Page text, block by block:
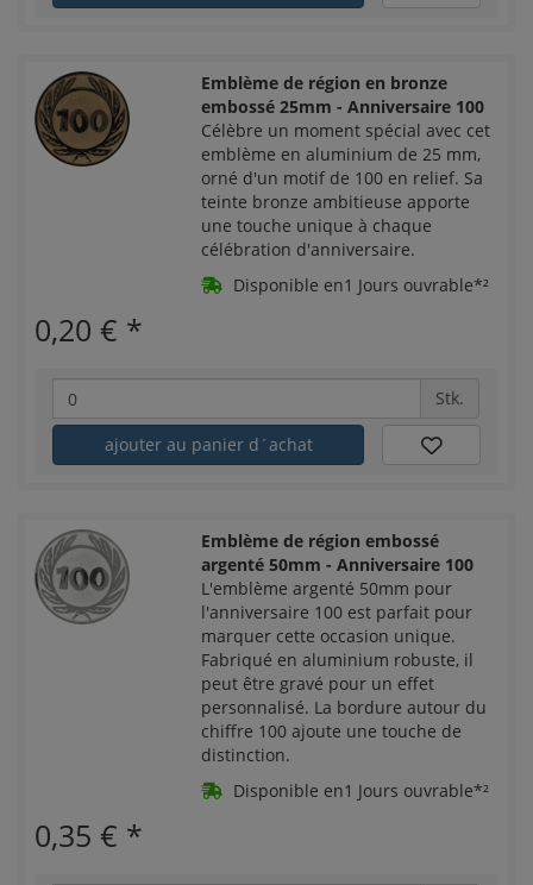
Emblème de région en bronze
embossé 25mm - Anniversaire 100
Célèbre un moment spécial avec cet
emblème en aluminium de 25 mm,
orné d'un motif de 100 en relief. Sa
teinte bronze ambitieuse apporte
une touche unique à chaque
célébration d'anniversaire.
Disponible en1 Jours ouvrable*²
0,20 € *
Stk.
ajouter au panier d´achat
Emblème de région embossé
argenté 50mm - Anniversaire 100
L'emblème argenté 50mm pour
l'anniversaire 100 est parfait pour
marquer cette occasion unique.
Fabriqué en aluminium robuste, il
peut être gravé pour un effet
personnalisé. La bordure autour du
chiffre 100 ajoute une touche de
distinction.
Disponible en1 Jours ouvrable*²
0,35 € *